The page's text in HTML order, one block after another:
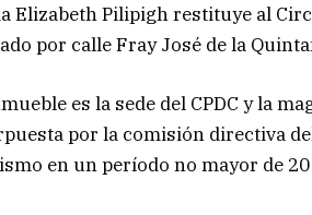
Elizabeth Pilipigh restituye al
por calle Fray José de la
es la sede del CPDC y la
por la comisión directiva
en un período no mayor de 20